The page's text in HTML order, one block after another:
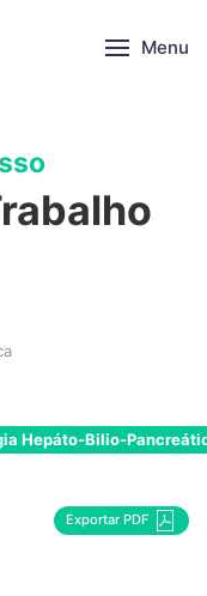
Menu
Hepáto-Bilio-
Exportar PDF